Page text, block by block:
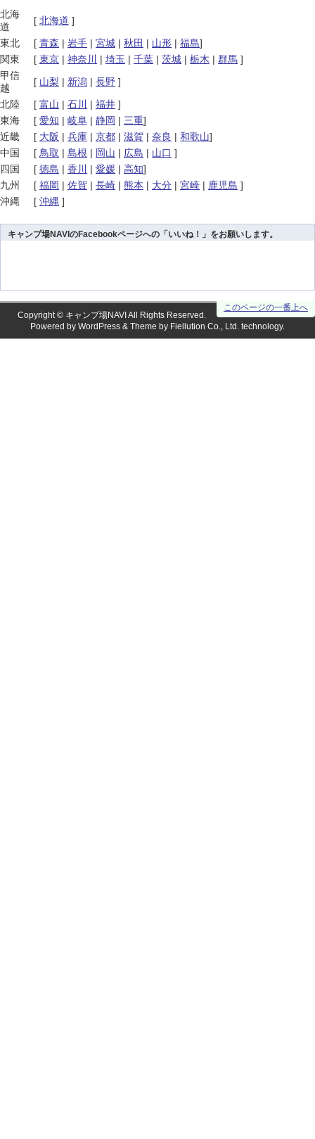
北海
道
[ 北海道 ]
東北
[ 青森 | 岩手 | 宮城 | 秋田 | 山形 | 福島]
関東
[ 東京 | 神奈川 | 埼玉 | 千葉 | 茨城 | 栃木 | 群馬 ]
甲信
越
[ 山梨 | 新潟 | 長野 ]
北陸
[ 富山 | 石川 | 福井 ]
東海
[ 愛知 | 岐阜 | 静岡 | 三重]
近畿
[ 大阪 | 兵庫 | 京都 | 滋賀 | 奈良 | 和歌山]
中国
[ 鳥取 | 島根 | 岡山 | 広島 | 山口 ]
四国
[ 徳島 | 香川 | 愛媛 | 高知]
九州
[ 福岡 | 佐賀 | 長崎 | 熊本 | 大分 | 宮崎 | 鹿児島 ]
沖縄
[ 沖縄 ]
キャンプ場NAVIのFacebookページへの「いいね！」をお願いします。
このページの一番上へ
Copyright © キャンプ場NAVI All Rights Reserved.
Powered by WordPress & Theme by Fiellution Co., Ltd. technology.